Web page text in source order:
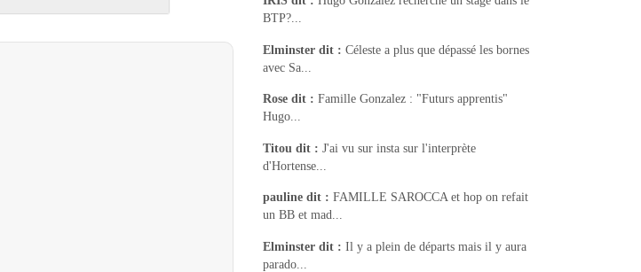
BTP?...
Elminster dit : Céleste a plus que dépassé les bornes
avec Sa...
Rose dit : Famille Gonzalez : "Futurs apprentis"
Hugo...
Titou dit : J'ai vu sur insta sur l'interprète
d'Hortense...
pauline dit : FAMILLE SAROCCA et hop on refait
un BB et mad...
Elminster dit : Il y a plein de départs mais il y aura
parado...